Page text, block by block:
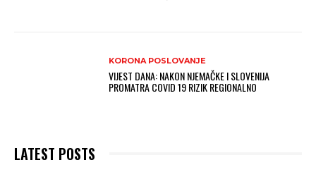
KORONA POSLOVANJE
VIJEST DANA: NAKON NJEMAČKE I SLOVENIJA
PROMATRA COVID 19 RIZIK REGIONALNO
LATEST POSTS